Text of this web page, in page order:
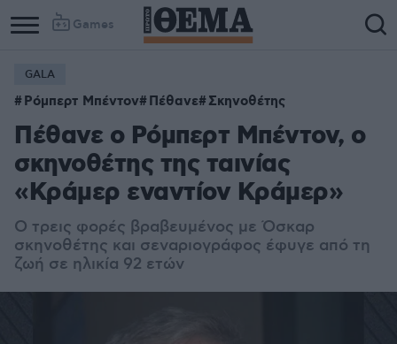
Games
GALA
Ρόμπερτ Μπέντον Πέθανε Σκηνοθέτης
Πέθανε o Ρόμπερτ Μπέντον, ο
σκηνοθέτης της ταινίας
«Κράμερ εναντίον Κράμερ»
Ο τρεις φορές βραβευμένος με Όσκαρ
σκηνοθέτης και σεναριογράφος έφυγε από τη
ζωή σε ηλικία 92 ετών